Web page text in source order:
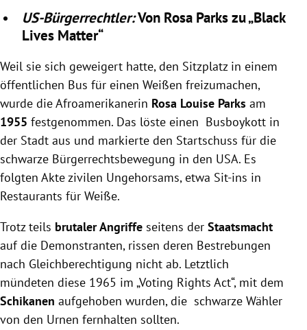
US-Bürgerrechtler:Von Rosa Parks zu „Black
Lives Matter“
Weil sie sich geweigert hatte, den Sitzplatz in einem
öffentlichen Bus für einen Weißen freizumachen,
wurde die Afroamerikanerin Rosa Louise Parks am
1955 festgenommen. Das löste einen Busboykott in
der Stadt aus und markierte den Startschuss für die
schwarze Bürgerrechtsbewegung in den USA. Es
folgten Akte zivilen Ungehorsams, etwa Sit-ins in
Restaurants für Weiße.
Trotz teils brutaler Angriffe seitens der Staatsmacht
auf die Demonstranten, rissen deren Bestrebungen
nach Gleichberechtigung nicht ab. Letztlich
mündeten diese 1965 im „Voting Rights Act“, mit dem
Schikanen aufgehoben wurden, die schwarze Wähler
von den Urnen fernhalten sollten.